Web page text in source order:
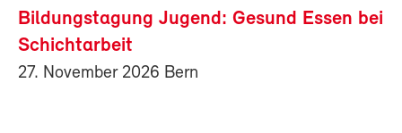
Bildungstagung Jugend: Gesund Essen bei
Schichtarbeit
27. November 2026 Bern